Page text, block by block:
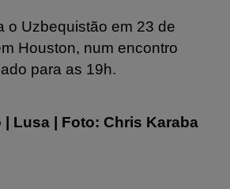
o Uzbequistão em 23 de
Houston, num encontro
para as 19h.
| Lusa | Foto: Chris Karaba